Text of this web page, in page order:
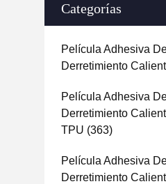
Categorías
Película Adhesiva
Derretimiento
Película Adhesiva
Derretimiento
TPU (363)
Película Adhesiva
Derretimiento